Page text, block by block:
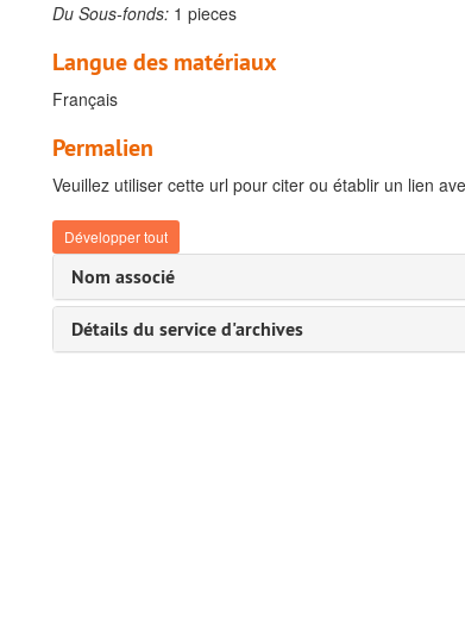
Du Sous-fonds: 1 pieces
Langue des matériaux
Français
Permalien
Veuillez utiliser cette url pour citer ou établir un lien
Développer tout
Nom associé
Détails du service d'archives